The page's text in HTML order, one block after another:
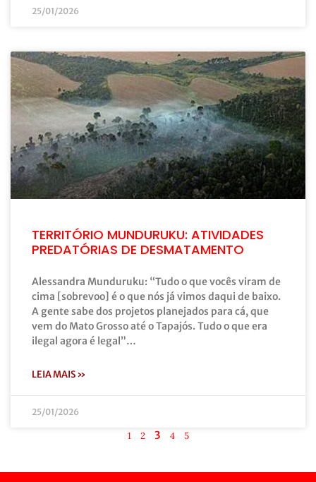
25/01/2026
TERRITÓRIO MUNDURUKU: ATIVIDADES
PREDATÓRIAS DE DESMATAMENTO
Alessandra Munduruku: “Tudo o que vocês viram de
cima [sobrevoo] é o que nós já vimos daqui de baixo.
A gente sabe dos projetos planejados para cá, que
vem do Mato Grosso até o Tapajós. Tudo o que era
ilegal agora é legal”…
LEIA MAIS »
25/01/2026
1 2 3 4 5